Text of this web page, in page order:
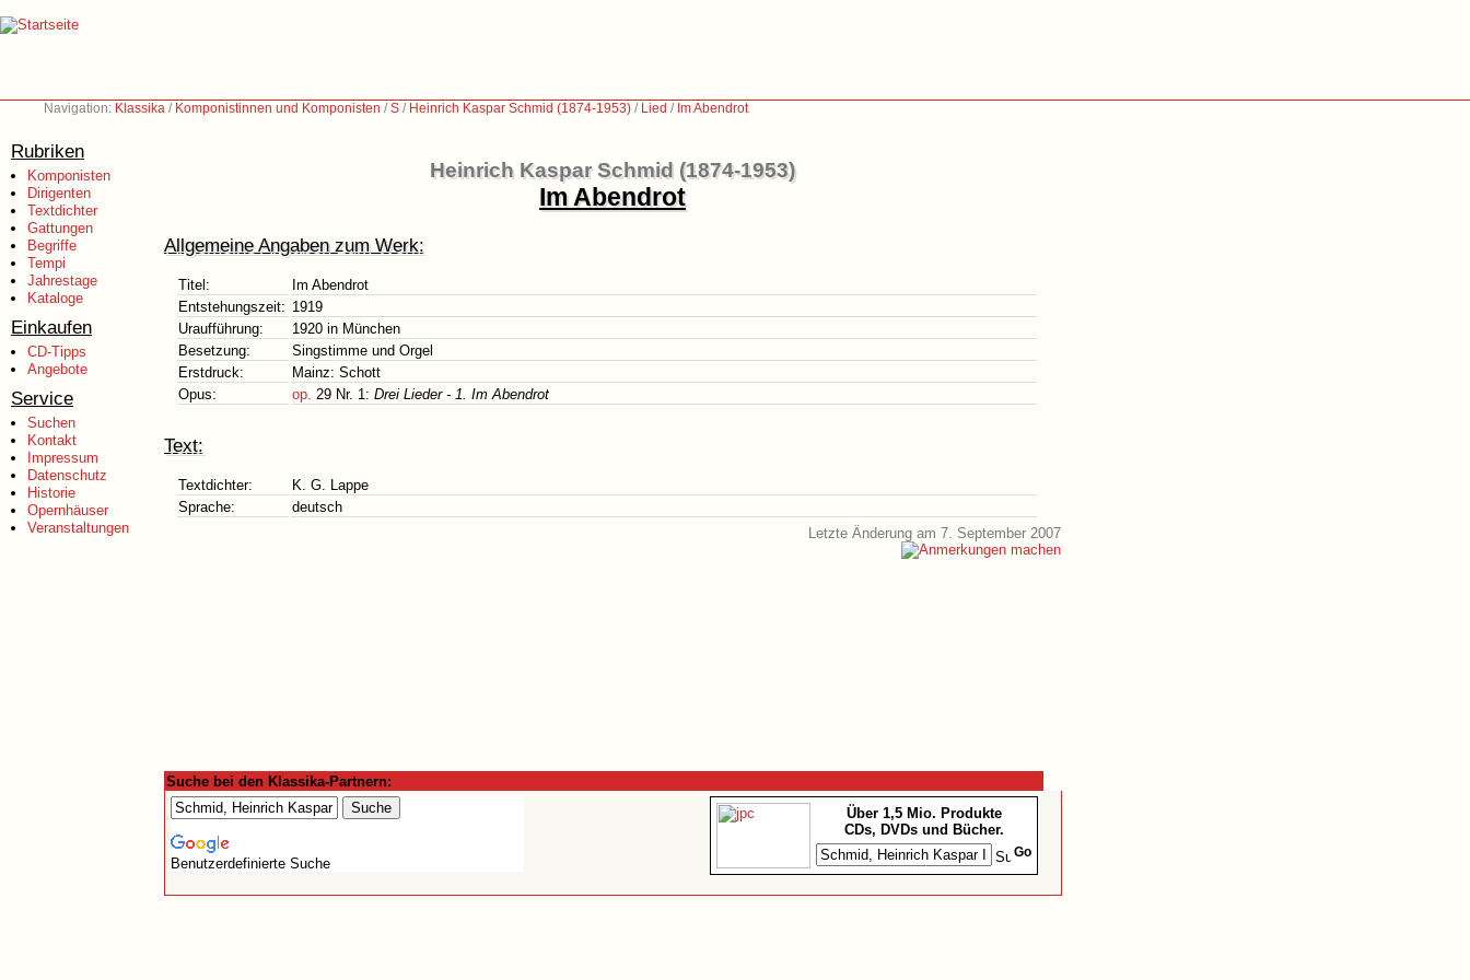
Navigation: Klassika / Komponistinnen und Komponisten /S / Heinrich Kaspar Schmid (1874-1953) / Lied / Im Abendrot
Rubriken
Komponisten
Dirigenten
Textdichter
Gattungen
Begriffe
Tempi
Jahrestage
Kataloge
Einkaufen
CD-Tipps
Angebote
Service
Suchen
Kontakt
Impressum
Datenschutz
Historie
Opernhäuser
Veranstaltungen
Heinrich Kaspar Schmid (1874-1953)
Im Abendrot
Allgemeine Angaben zum Werk:
Titel:
Im Abendrot
Entstehungszeit: 1919
Uraufführung:
1920 in München
Besetzung:
Singstimme und Orgel
Erstdruck:
Mainz: Schott
Opus:
op. 29 Nr. 1: Drei Lieder - 1. Im Abendrot
Text:
Textdichter:
K. G. Lappe
Sprache:
deutsch
Letzte Änderung am 7. September 2007
Suche bei den Klassika-Partnern:
Benutzerdefinierte Suche
Über 1,5 Mio. Produkte
CDs, DVDs und Bücher.
Go